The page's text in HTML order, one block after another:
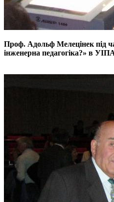
Проф. Адольф Мелецінек під
інженерна педагогіка?» в